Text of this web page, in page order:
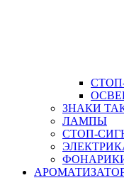
ЗНАКИ
ЛАМПЫ
СТОП-